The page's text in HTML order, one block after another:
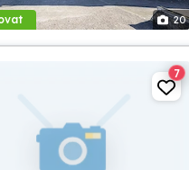
20
7